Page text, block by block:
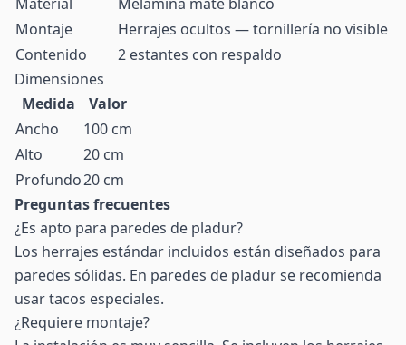
Montaje
Herrajes ocultos — tornillería no visible
Contenido
2 estantes con respaldo
Dimensiones
Medida
Valor
Ancho
100 cm
Alto
20 cm
Profundo20 cm
Preguntas frecuentes
¿Es apto para paredes de pladur?
Los herrajes estándar incluidos están diseñados para
paredes sólidas. En paredes de pladur se recomienda
usar tacos especiales.
¿Requiere montaje?